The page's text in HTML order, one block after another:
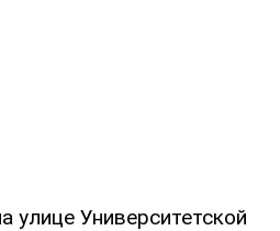
улице Университетской